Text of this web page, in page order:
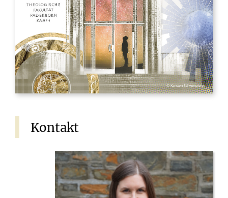
© Karsten Schwenzfeier
Kontakt